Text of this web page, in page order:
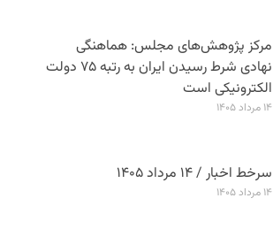
مرکز پژوهش‌های مجلس: هماهنگی
نهادی شرط رسیدن ایران به رتبه ۷۵ دولت
الکترونیکی است
۱۴ مرداد ۱۴۰۵
سرخط اخبار / ۱۴ مرداد ۱۴۰۵
۱۴ مرداد ۱۴۰۵